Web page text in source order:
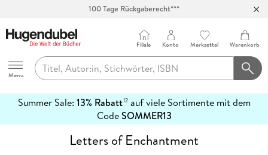
100 Tage Rückgaberecht***
Hugendubel
Menu
Filiale Konto Merkzettel Warenkorb
Summer Sale: 13% Rabatt12auf viele Sortimente mit dem
CodeSOMMER13
erfahren
Letters of Enchantment